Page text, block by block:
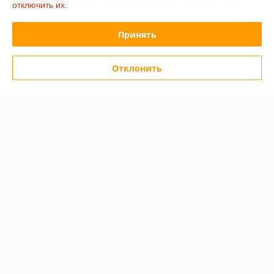
Полная версия сайта
Политика обработки cookies
отключить их.
Принять
Отклонить